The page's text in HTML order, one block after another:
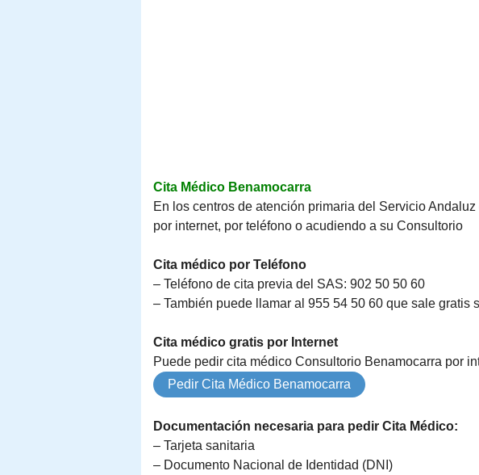
Cita Médico Benamocarra
En los centros de atención primaria del Servicio
por internet, por teléfono o acudiendo a su Consultorio
Cita médico por Teléfono
– Teléfono de cita previa del SAS: 902 50 50 60
– También puede llamar al 955 54 50 60 que sale gratis
Cita médico gratis por Internet
Puede pedir cita médico Consultorio Benamocarra por
Pedir Cita Médico Benamocarra
Documentación necesaria para pedir Cita Médico:
– Tarjeta sanitaria
– Documento Nacional de Identidad (DNI)